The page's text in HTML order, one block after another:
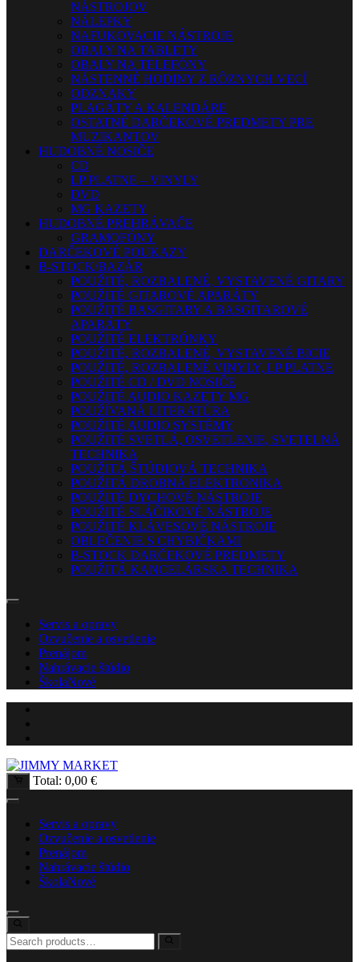
NÁSTROJOV
NÁLEPKY
NAFUKOVACIE NÁSTROJE
OBALY NA TABLETY
OBALY NA TELEFÓNY
NÁSTENNÉ HODINY Z RÔZNYCH VECÍ
ODZNAKY
PLAGÁTY A KALENDÁRE
OSTATNÉ DARČEKOVÉ PREDMETY PRE
MUZIKANTOV
HUDOBNÉ NOSIČE
CD
LP PLATNE – VINYLY
DVD
MG KAZETY
HUDOBNÉ PREHRÁVAČE
GRAMOFÓNY
DARČEKOVÉ POUKAZY
B-STOCK/BAZÁR
POUŽITÉ, ROZBALENÉ, VYSTAVENÉ GITARY
POUŽITÉ GITAROVÉ APARÁTY
POUŽITÉ BASGITARY A BASGITAROVÉ
APARÁTY
POUŽITÉ ELEKTRÓNKY
POUŽITÉ, ROZBALENÉ, VYSTAVENÉ BICIE
POUŽITÉ, ROZBALENÉ VINYLY, LP PLATNE
POUŽITÉ CD / DVD NOSIČE
POUŽITÉ AUDIO KAZETY MG
POUŽÍVANÁ LITERATÚRA
POUŽITÉ AUDIO SYSTÉMY
POUŽITÉ SVETLÁ, OSVETLENIE, SVETELNÁ
TECHNIKA
POUŽITÁ ŠTÚDIOVÁ TECHNIKA
POUŽITÁ DROBNÁ ELEKTRONIKA
POUŽITÉ DYCHOVÉ NÁSTROJE
POUŽITÉ SLÁČIKOVÉ NÁSTROJE
POUŽITÉ KLÁVESOVÉ NÁSTROJE
OBLEČENIE S CHYBIČKAMI
B-STOCK DARČEKOVÉ PREDMETY
POUŽITÁ KANCELÁRSKA TECHNIKA
Servis a opravy
Ozvučenie a osvetlenie
Prenájom
Nahrávacie štúdio
ŠkolaNové
Total: 0,00 €
Servis a opravy
Ozvučenie a osvetlenie
Prenájom
Nahrávacie štúdio
ŠkolaNové